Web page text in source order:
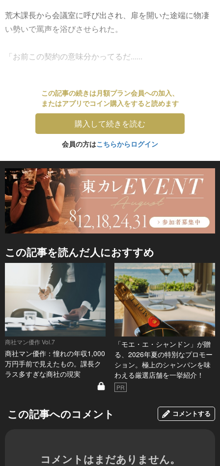
荒木課長から会議室に呼び出され、扉を開いた途端に物凄
い勢いで罵声を浴びさせられた。
「お前この契約の意味分かってるだ......
この記事の続きは月額プラン会員への加入、
またはアプリでコイン購入をすると読めます
購入して続きを読む
会員の方はこちらからログイン
この記事を読んだ人におすすめ
商社マン優作 Vol.7
商社マン優作：憧れの年収1,000
万円手前で見えたもの。課長ク
ラス多すぎな商社の現実
「モエ・エ・シャンドン」が贈
る、2026年夏の特別なプロモー
ション。極上のシャンパンを味
わえる厳選店舗を一挙紹介！
PR
この記事へのコメント コメントする
コメントはまだありません。